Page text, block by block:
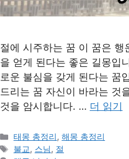
절에 시주하는 꿈 이 꿈은
을 얻게 된다는 좋은 길몽입
로운 불심을 갖게 된다는 꿈
드리는 꿈 자신이 바라는 것
것을 암시합니다. … 더 읽기
카
테
태몽 총정리,해몽 총정리
태
불교, 스님, 절